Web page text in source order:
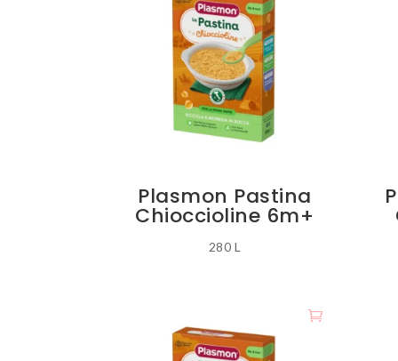
Plasmon Pastina
Chioccioline 6m+
280 L